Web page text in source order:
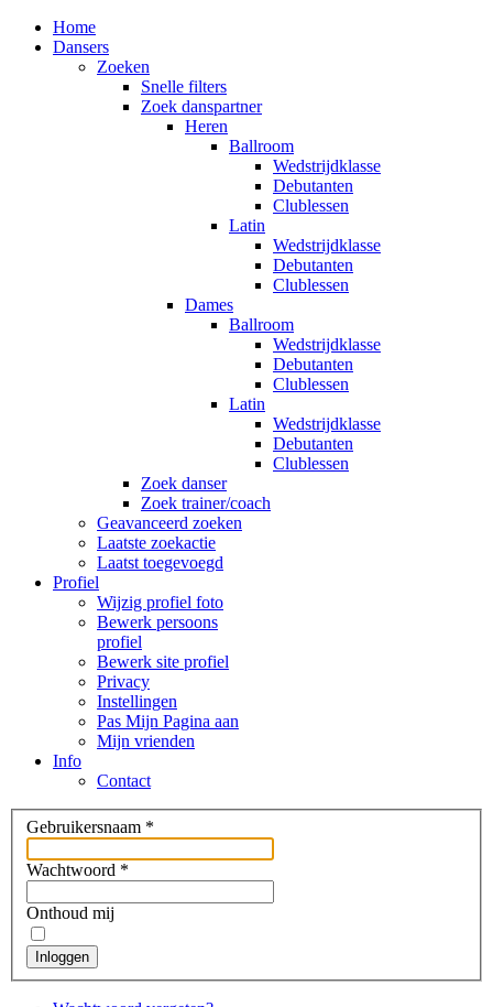
Home
Dansers
Zoeken
Snelle filters
Zoek danspartner
Heren
Ballroom
Wedstrijdklasse
Debutanten
Clublessen
Latin
Wedstrijdklasse
Debutanten
Clublessen
Dames
Ballroom
Wedstrijdklasse
Debutanten
Clublessen
Latin
Wedstrijdklasse
Debutanten
Clublessen
Zoek danser
Zoek trainer/coach
Geavanceerd zoeken
Laatste zoekactie
Laatst toegevoegd
Profiel
Wijzig profiel foto
Bewerk persoons
profiel
Bewerk site profiel
Privacy
Instellingen
Pas Mijn Pagina aan
Mijn vrienden
Info
Contact
Gebruikersnaam *
Wachtwoord *
Onthoud mij
Inloggen